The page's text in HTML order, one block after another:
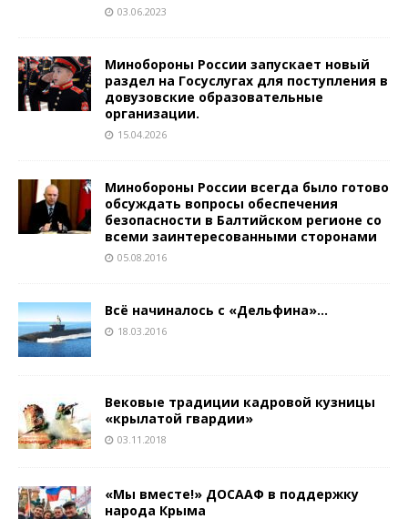
03.06.2023
Минобороны России запускает новый
раздел на Госуслугах для поступления в
довузовские образовательные
организации.
15.04.2026
Минобороны России всегда было готово
обсуждать вопросы обеспечения
безопасности в Балтийском регионе со
всеми заинтересованными сторонами
05.08.2016
Всё начиналось с «Дельфина»…
18.03.2016
Вековые традиции кадровой кузницы
«крылатой гвардии»
03.11.2018
«Мы вместе!» ДОСААФ в поддержку
народа Крыма